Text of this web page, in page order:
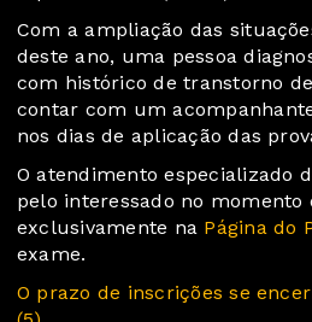
Com a ampliação das
deste ano, uma pessoa
com histórico de transtorno
contar com um
nos dias de aplicação das
O atendimento especializado
pelo interessado no momento
exclusivamente na Página do
exame.
O prazo de inscrições se